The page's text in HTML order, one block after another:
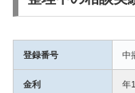
登録番号 中
金利 年